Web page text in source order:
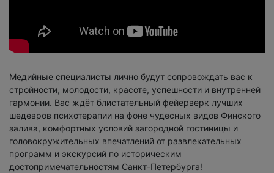
Медийные специалисты лично будут сопровождать вас к
стройности, молодости, красоте, успешности и внутренней
гармонии. Вас ждёт блистательный фейерверк лучших
шедевров психотерапии на фоне чудесных видов Финского
залива, комфортных условий загородной гостиницы и
головокружительных впечатлений от развлекательных
программ и экскурсий по историческим
достопримечательностям Санкт-Петербурга!